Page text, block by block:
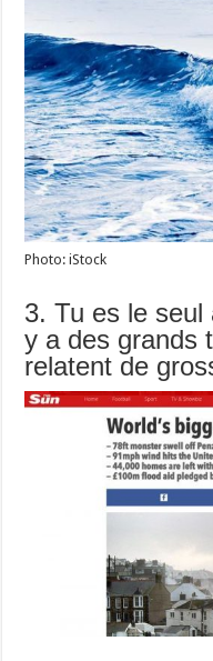
Photo: iStock
3. Tu es le seul
y a des grands
relatent de